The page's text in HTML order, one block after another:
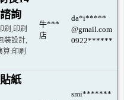
詢
刷,印刷
裝設計,
:印刷
牛***
店
da*i*****
@gmail.com
0922******
紙
smi*******